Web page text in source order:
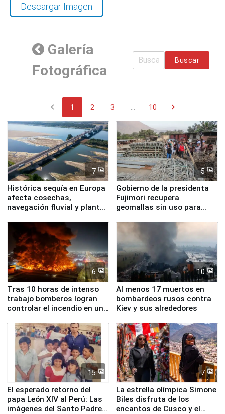
Descargar Imagen
Galería
Fotográfica
Buscar
chevron_left 1 2 3 10 chevron_right
7
Histórica sequía en Europa
afecta cosechas,
navegación fluvial y plantas
5
Gobierno de la presidenta
Fujimori recupera
geomallas sin uso para
Fenómeno El Niño
6
Tras 10 horas de intenso
trabajo bomberos logran
controlar el incendio en una
de Chile
10
Al menos 17 muertos en
bombardeos rusos contra
Kiev y sus alrededores
15
El esperado retorno del
papa León XIV al Perú: Las
imágenes del Santo Padre
7
La estrella olímpica Simone
Biles disfruta de los
encantos de Cusco y el